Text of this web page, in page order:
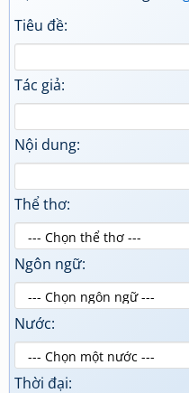
Tiêu đề:
Tác giả:
Nội dung:
Thể thơ:
Ngôn ngữ:
Nước:
Thời đại: